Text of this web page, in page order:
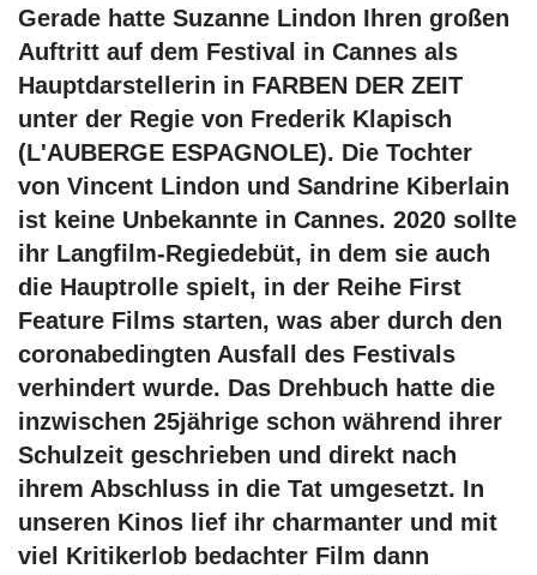
Gerade hatte Suzanne Lindon Ihren großen
Auftritt auf dem Festival in Cannes als
Hauptdarstellerin in FARBEN DER ZEIT
unter der Regie von Frederik Klapisch
(L'AUBERGE ESPAGNOLE). Die Tochter
von Vincent Lindon und Sandrine Kiberlain
ist keine Unbekannte in Cannes. 2020 sollte
ihr Langfilm-Regiedebüt, in dem sie auch
die Hauptrolle spielt, in der Reihe First
Feature Films starten, was aber durch den
coronabedingten Ausfall des Festivals
verhindert wurde. Das Drehbuch hatte die
inzwischen 25jährige schon während ihrer
Schulzeit geschrieben und direkt nach
ihrem Abschluss in die Tat umgesetzt. In
unseren Kinos lief ihr charmanter und mit
viel Kritikerlob bedachter Film dann